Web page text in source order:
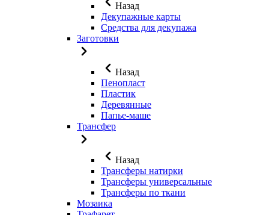
Назад
Декупажные карты
Средства для декупажа
Заготовки
Назад
Пенопласт
Пластик
Деревянные
Папье-маше
Трансфер
Назад
Трансферы натирки
Трансферы универсальные
Трансферы по ткани
Мозаика